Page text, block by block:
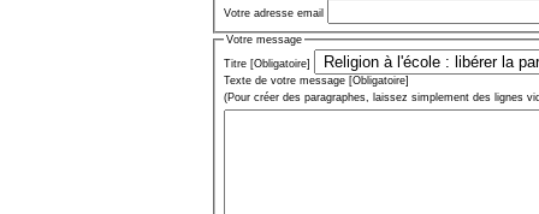
Votre adresse email
Votre message
Titre [Obligatoire]
Texte de votre message [Obligatoire]
(Pour créer des paragraphes, laissez simplement des lignes